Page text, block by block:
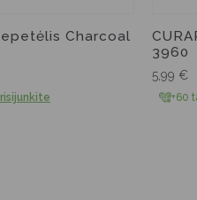
Charcoal
3960
5,99 €
+60